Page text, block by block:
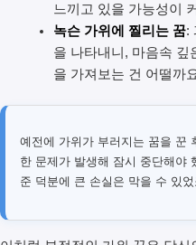
느끼고 있을 가능성이
녹슨 가위에 찔리는 꿈:
을 나타내니, 마음속 깊
을 가져보는 건 어떨까
예전에 가위가 부러지는 꿈을 꾼
한 문제가 발생해 잠시 중단해야
준 덕분에 큰 손실은 막을 수 있었